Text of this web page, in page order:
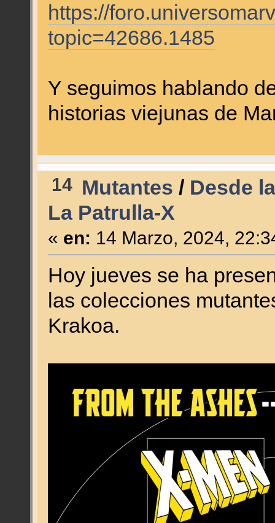
https://
topic=42686.1485
Y seguimos hablando
historias viejunas de
14 Mutantes / Desde
La Patrulla-X
« en: 14 Marzo, 2024,
Hoy jueves se ha
las colecciones
Krakoa.